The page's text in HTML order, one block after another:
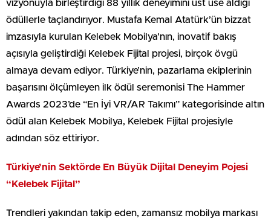
vizyonuyla birleştirdiği 88 yıllık deneyimini üst üse aldığı
ödüllerle taçlandırıyor. Mustafa Kemal Atatürk’ün bizzat
imzasıyla kurulan Kelebek Mobilya’nın, inovatif bakış
açısıyla geliştirdiği Kelebek Fijital projesi, birçok övgü
almaya devam ediyor. Türkiye’nin, pazarlama ekiplerinin
başarısını ölçümleyen ilk ödül seremonisi The Hammer
Awards 2023’de “En İyi VR/AR Takımı” kategorisinde altın
ödül alan Kelebek Mobilya, Kelebek Fijital projesiyle
adından söz ettiriyor.
Türkiye’nin Sektörde En Büyük Dijital Deneyim Pojesi
“Kelebek Fijital”
Trendleri yakından takip eden, zamansız mobilya markası